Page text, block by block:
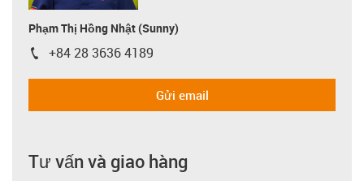
Phạm Thị Hồng Nhật (Sunny)
igus-icon-phone
+84 28 3636 4189
Gửi email
Tư vấn và giao hàng